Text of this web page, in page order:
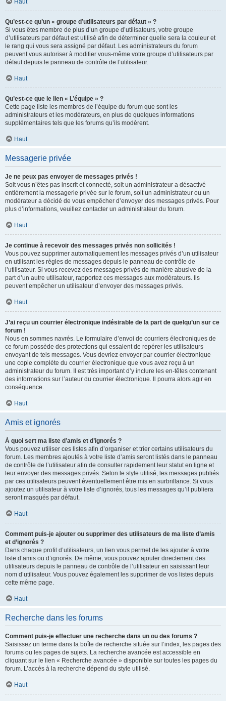
Haut
Qu’est-ce qu’un « groupe d’utilisateurs par défaut » ?
Si vous êtes membre de plus d’un groupe d’utilisateurs, votre groupe
d’utilisateurs par défaut est utilisé afin de déterminer quelle sera la couleur et
le rang qui vous sera assigné par défaut. Les administrateurs du forum
peuvent vous autoriser à modifier vous-même votre groupe d’utilisateurs par
défaut depuis le panneau de contrôle de l’utilisateur.
Haut
Qu’est-ce que le lien « L’équipe » ?
Cette page liste les membres de l’équipe du forum que sont les
administrateurs et les modérateurs, en plus de quelques informations
supplémentaires tels que les forums qu’ils modèrent.
Haut
Messagerie privée
Je ne peux pas envoyer de messages privés !
Soit vous n’êtes pas inscrit et connecté, soit un administrateur a désactivé
entièrement la messagerie privée sur le forum, soit un administrateur ou un
modérateur a décidé de vous empêcher d’envoyer des messages privés. Pour
plus d’informations, veuillez contacter un administrateur du forum.
Haut
Je continue à recevoir des messages privés non sollicités !
Vous pouvez supprimer automatiquement les messages privés d’un utilisateur
en utilisant les règles de messages depuis le panneau de contrôle de
l’utilisateur. Si vous recevez des messages privés de manière abusive de la
part d’un autre utilisateur, rapportez ces messages aux modérateurs. Ils
peuvent empêcher un utilisateur d’envoyer des messages privés.
Haut
J’ai reçu un courrier électronique indésirable de la part de quelqu’un sur ce
forum !
Nous en sommes navrés. Le formulaire d’envoi de courriers électroniques de
ce forum possède des protections qui essaient de repérer les utilisateurs
envoyant de tels messages. Vous devriez envoyer par courrier électronique
une copie complète du courrier électronique que vous avez reçu à un
administrateur du forum. Il est très important d’y inclure les en-têtes contenant
des informations sur l’auteur du courrier électronique. Il pourra alors agir en
conséquence.
Haut
Amis et ignorés
À quoi sert ma liste d’amis et d’ignorés ?
Vous pouvez utiliser ces listes afin d’organiser et trier certains utilisateurs du
forum. Les membres ajoutés à votre liste d’amis seront listés dans le panneau
de contrôle de l’utilisateur afin de consulter rapidement leur statut en ligne et
leur envoyer des messages privés. Selon le style utilisé, les messages publiés
par ces utilisateurs peuvent éventuellement être mis en surbrillance. Si vous
ajoutez un utilisateur à votre liste d’ignorés, tous les messages qu’il publiera
seront masqués par défaut.
Haut
Comment puis-je ajouter ou supprimer des utilisateurs de ma liste d’amis
et d’ignorés ?
Dans chaque profil d’utilisateurs, un lien vous permet de les ajouter à votre
liste d’amis ou d’ignorés. De même, vous pouvez ajouter directement des
utilisateurs depuis le panneau de contrôle de l’utilisateur en saisissant leur
nom d’utilisateur. Vous pouvez également les supprimer de vos listes depuis
cette même page.
Haut
Recherche dans les forums
Comment puis-je effectuer une recherche dans un ou des forums ?
Saisissez un terme dans la boîte de recherche située sur l’index, les pages des
forums ou les pages de sujets. La recherche avancée est accessible en
cliquant sur le lien « Recherche avancée » disponible sur toutes les pages du
forum. L’accès à la recherche dépend du style utilisé.
Haut